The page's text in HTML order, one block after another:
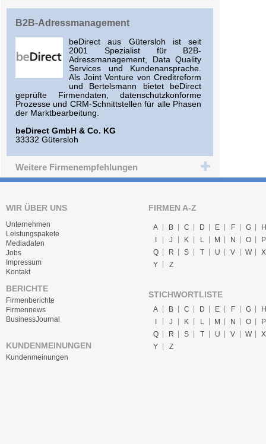
B2B-Adressmanagement
beDirect aus Gütersloh ist seit
2001 Spezialist für B2B-
Adressmanagement, Data Quality
Services und Kundenansprache.
Als Joint Venture von Creditreform
und Bertelsmann bietet beDirect
geprüfte Firmendaten, datenschutzkonforme
Prozesse und CRM-Schnittstellen für alle Phasen
der Marktbearbeitung.
beDirect GmbH & Co. KG
33332 Gütersloh
Weitere Firmenempfehlungen
WIR ÜBER UNS
Unternehmen
Leistungspakete
Mediadaten
Jobs
Impressum
Kontakt
BERICHTE
Firmenberichte
Firmennews
BusinessJournal
KUNDENMEINUNGEN
Kundenmeinungen
FIRMEN A-Z
A B C D E F G
H
I
J K L M N O
P
Q
R S T U V W
X
Y
Z
STICHWORTLISTE
A B C D E F G
H
J K L M N O
P
Q
R S T U V W
X
Y
Z